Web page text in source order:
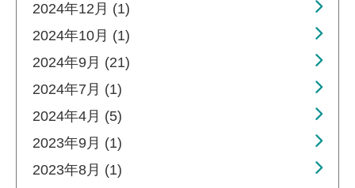
2024年12月 (1)
2024年10月 (1)
2024年9月 (21)
2024年7月 (1)
2024年4月 (5)
2023年9月 (1)
2023年8月 (1)